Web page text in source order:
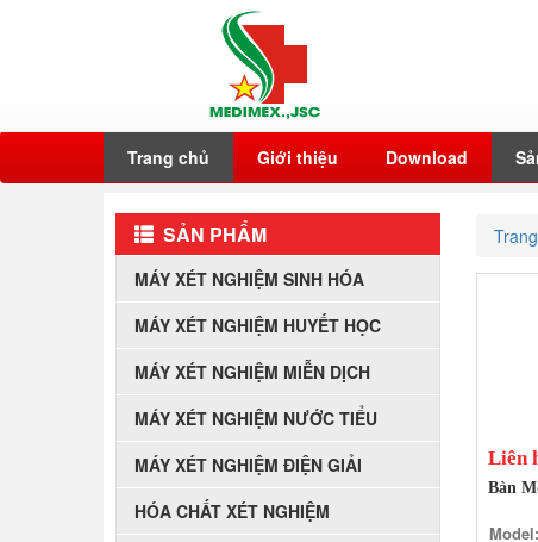
Trang chủ Giới thiệu Download
SẢN PHẨM
MÁY XÉT NGHIỆM SINH HÓA
MÁY XÉT NGHIỆM HUYẾT HỌC
MÁY XÉT NGHIỆM MIỄN DỊCH
MÁY XÉT NGHIỆM NƯỚC TIỂU
MÁY XÉT NGHIỆM ĐIỆN GIẢI
HÓA CHẤT XÉT NGHIỆM
Liên
Bàn
Model: